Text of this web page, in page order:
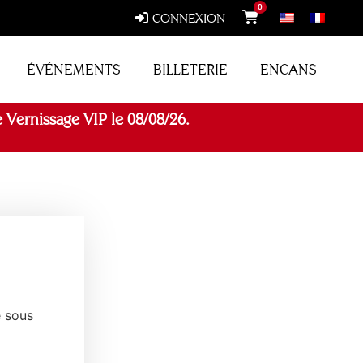
CONNEXION
0
ÉVÉNEMENTS BILLETERIE ENCANS
VIP le 08/08/26.
sous